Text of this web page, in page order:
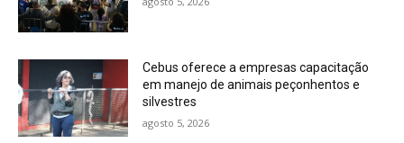
Cebus oferece a empresas capacitação
em manejo de animais peçonhentos e
silvestres
agosto 5, 2026